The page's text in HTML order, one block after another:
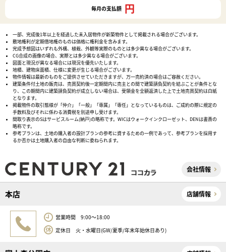
毎月の支払額 円
一部、完成後1年以上を経過した未入居物件が新築物件として掲載される場合がございます。
敷地権利が定期借地権のものは価格に権利金を含みます。
完成予想図はいずれも外構、植栽、外観等実際のものとは多少異なる場合がございます。
CG合成の画像の場合、実際とは多少異なる場合がございます。
図面と現況が異なる場合には現況を優先いたします。
地積、建物床面積、仕様に変更が生じる場合がございます。
物件情報は最新のものをご提供させていただきますが、万一売約済の場合はご容赦ください。
建築条件付土地の販売は、売買契約後一定期間内に売主との間で建築請負契約を結ぶことが条件とな
り、この期間内に建築請負契約が成立しない場合は、受領金を全額返済した上で土地売買契約は白紙
となります。
掲載物件の取引態様が「仲介」「一般」「専属」「専任」となっているものは、ご成約の際に規定の
手数料及びそれに係わる消費税を別途申し受けます。
間取り表示のSはサービスルーム(納戸)の略称です。WICはウォークインクローゼット、DENは書斎の
略称です。
参考プランは、土地の購入者の設計プランの参考に資するための一例であって、参考プランを採用す
るか否かは土地購入者の自由な判断に委ねられます。
会社情報
本店 店舗情報
営業時間 9:00～18:00
定休日 火・水曜日(GW/夏季/年末年始休日あり)